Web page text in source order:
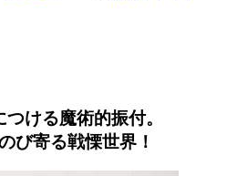
ける魔術的振付。
び寄る戦慄世界！